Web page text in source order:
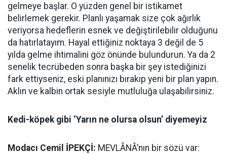
gelmeye başlar. O yüzden genel bir istikamet
belirlemek gerekir. Planlı yaşamak size çok ağırlık
veriyorsa hedeflerin esnek ve değiştirilebilir olduğunu
da hatırlatayım. Hayal ettiğiniz noktaya 3 değil de 5
yılda gelme ihtimalini göz önünde bulundurun. Ya da 2
senelik tecrübeden sonra başka bir şey istediğinizi
fark ettiyseniz, eski planınızı bırakıp yeni bir plan yapın.
Aklın ve kalbin ortak sesiyle mutluluğa ulaşabilirsiniz.
Kedi-köpek gibi ‘Yarın ne olursa olsun’ diyemeyiz
Modacı Cemil İPEKÇİ: MEVLÂNÂ’nın bir sözü var: